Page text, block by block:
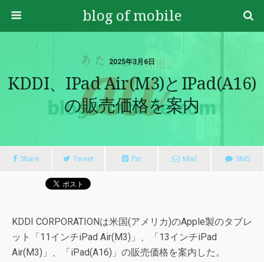
blog of mobile
2025年3月6日
KDDI、iPad Air(M3)とiPad(A16)
の販売価格を案内
Share Tweet Pin Mail SMS
KDDI CORPORATIONは米国(アメリカ)のApple製のタブレ
ット「11インチiPad Air(M3)」、「13インチiPad
Air(M3)」、「iPad(A16)」の販売価格を案内した。